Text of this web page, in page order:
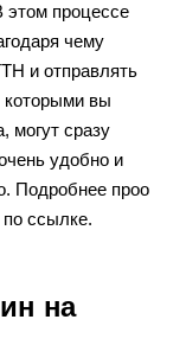
этом процессе
чему
и отправлять
которыми вы
могут сразу
удобно и
Подробнее проо
ссылке.
на